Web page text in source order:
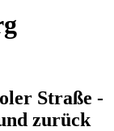
Straße -
zurück